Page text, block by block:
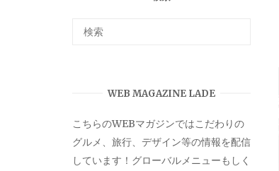
WEB MAGAZINE LADE
こちらのWEBマガジンではこだわりの
グルメ、旅行、デザイン等の情報を配信
しています！グローバルメニューもしく